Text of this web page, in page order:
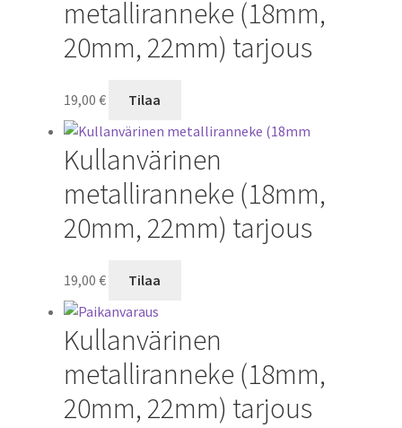
metalliranneke (18mm,
20mm, 22mm) tarjous
19,00 € Tilaa
Kullanvärinen
metalliranneke (18mm,
20mm, 22mm) tarjous
19,00 € Tilaa
Kullanvärinen
metalliranneke (18mm,
20mm, 22mm) tarjous